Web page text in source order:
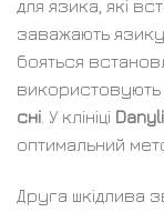
для язика, які
заважають язику
бояться
використовують
сні . У клініці
оптимальний
Друга шкідлива